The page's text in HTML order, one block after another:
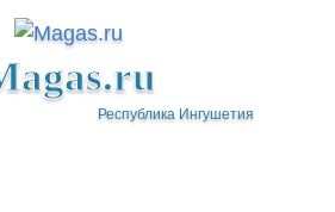
Республика Ингушетия